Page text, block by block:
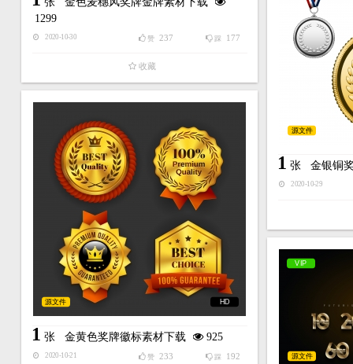
1299
2020-10-30 踩 177
赞 237
收藏
源文件
1 张金银铜
2020-10-29
HD
源文件
1 张金黄色奖牌徽标素材下载 925
2020-10-21 踩 192
赞 233
VIP
源文件